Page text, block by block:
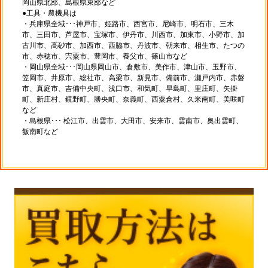
岡山県北部、島根県東部など
●工具・農機具は
・兵庫県全域･･･神戸市、姫路市、西宮市、尼崎市、明石市、三木
市、三田市、芦屋市、宝塚市、伊丹市、川西市、加東市、小野市、加
古川市、高砂市、加西市、西脇市、丹波市、朝来市、相生市、たつの
市、赤穂市、宍粟市、豊岡市、養父市、篠山市など
・岡山県全域･･･岡山県岡山市、倉敷市、美作市、津山市、玉野市、
笠岡市、井原市、総社市、高梁市、新見市、備前市、瀬戸内市、赤磐
市、真庭市、吉備中央町、浅口市、和気町、早島町、里庄町、矢掛
町、新庄村、鏡野町、勝央町、奈義町、西粟倉村、久米南町、美咲町
など
・島根県･･･ 松江市、出雲市、大田市、安来市、雲南市、奥出雲町、
飯南町など